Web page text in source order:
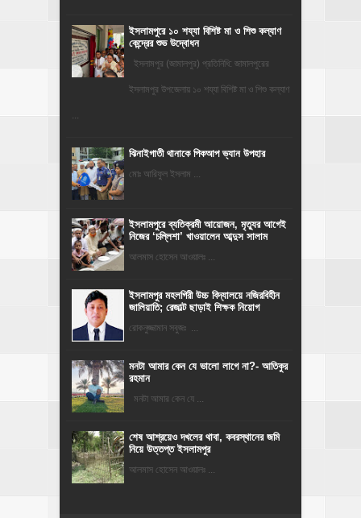
ইসলামপুরে ১০ শয্যা বিশিষ্ট মা ও শিশু কল্যাণ
কেন্দ্রের শুভ উদ্বোধন
ইসলামপুর (জামালপুর) প্রতিনিধি: জামালপুরের
ইসলামপুর উপজেলায় ১০ শয্যা বিশিষ্ট মা ও শিশু কল্যাণ
...
ঝিনাইগাতী থানাকে পিকআপ ভ্যান উপহার
মোঃ আরিফুল ইসলাম ...
‎ইসলামপুরে ব্যতিক্রমী আয়োজন, মৃত্যুর আগেই
নিজের ‘চল্লিশা’ খাওয়ালেন আব্দুস সালাম
আলমাস হোসেন আওয়ালঃ ...
​ইসলামপুর মহলগিরী উচ্চ বিদ্যালয়ে নজিরবিহীন
জালিয়াতি; রেজাল্ট ছাড়াই শিক্ষক নিয়োগ
রোকনুজ্জামান সবুজঃ ...
মনটা আমার কেন যে ভালো লাগে না?- আতিকুর
রহমান
মনটা আমার কেন যে ...
শেষ আশ্রয়েও দখলের থাবা, কবরস্থানের জমি
নিয়ে উত্তপ্ত ইসলামপুর
আলমাস হোসেন আওয়ালঃ ...